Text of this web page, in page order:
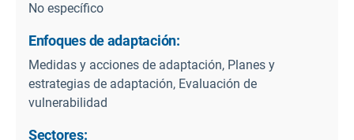
No específico
Enfoques de adaptación:
Medidas y acciones de adaptación, Planes y
estrategias de adaptación, Evaluación de
vulnerabilidad
Sectores: